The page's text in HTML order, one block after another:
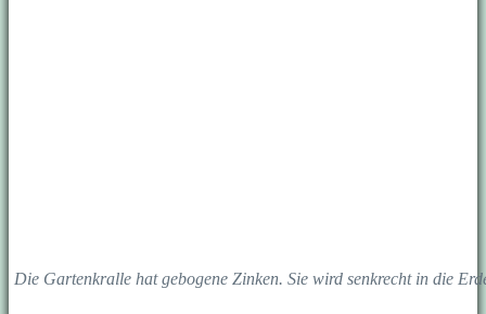
Die Gartenkralle hat gebogene Zinken. Sie wird senkrecht in die